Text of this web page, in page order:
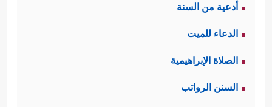
أدعية من السنة
الدعاء للميت
الصلاة الإبراهيمية
السنن الرواتب